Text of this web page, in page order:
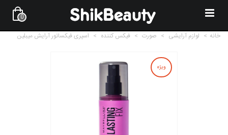
0
خانه > لوازم آرایشی > صورت > فیکس کننده > اسپری فیکساتور آرایش میبلین
ویژه